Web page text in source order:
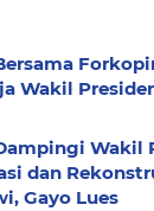
Wakil
Wakil
dan
Gayo Lues